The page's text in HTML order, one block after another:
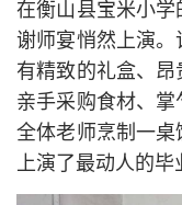
在衡山县宝米小
谢师宴悄然上演
有精致的礼盒、昂
亲手采购食材、
全体老师烹制一桌
上演了最动人的毕